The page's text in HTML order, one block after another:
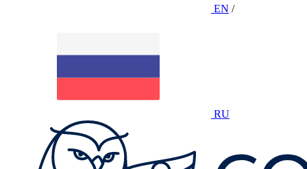
EN /
RU